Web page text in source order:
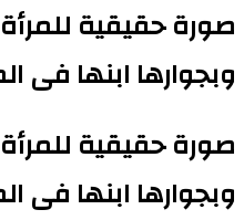
صورة حقيقية
وبجوارها ابنها فى
صورة حقيقية
وبجوارها ابنها فى